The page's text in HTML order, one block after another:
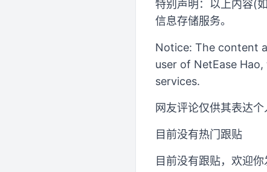
特别声明：以上内容(
信息存储服务。
Notice: The content
user of NetEase
services.
网友评论仅供其表达个
目前没有热门跟贴
目前没有跟贴，欢迎